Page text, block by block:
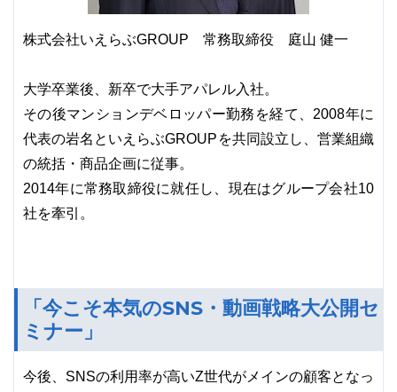
株式会社いえらぶGROUP 常務取締役 庭山 健一
大学卒業後、新卒で大手アパレル入社。
その後マンションデベロッパー勤務を経て、2008年に
代表の岩名といえらぶGROUPを共同設立し、営業組織
の統括・商品企画に従事。
2014年に常務取締役に就任し、現在はグループ会社10
社を牽引。
「今こそ本気のSNS・動画戦略大公開セ
ミナー」
今後、SNSの利用率が高いZ世代がメインの顧客となっ